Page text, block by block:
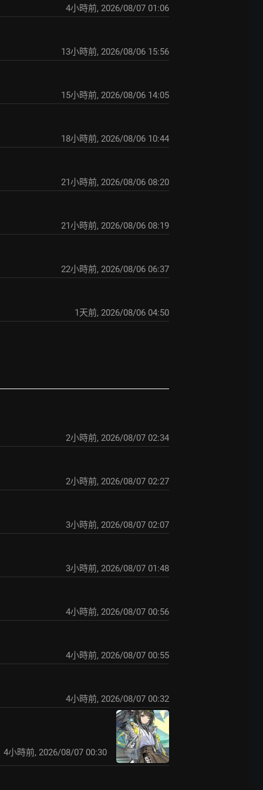
4小時前, 2026/08/07 01:06
13小時前, 2026/08/06 15:56
15小時前, 2026/08/06 14:05
18小時前, 2026/08/06 10:44
21小時前, 2026/08/06 08:20
21小時前, 2026/08/06 08:19
22小時前, 2026/08/06 06:37
1天前, 2026/08/06 04:50
2小時前, 2026/08/07 02:34
2小時前, 2026/08/07 02:27
3小時前, 2026/08/07 02:07
3小時前, 2026/08/07 01:48
4小時前, 2026/08/07 00:56
4小時前, 2026/08/07 00:55
4小時前, 2026/08/07 00:32
4小時前, 2026/08/07 00:30